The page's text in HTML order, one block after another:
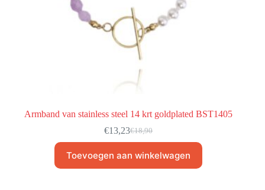
Armband van stainless steel 14 krt goldplated BST1405
€18,90
€13,23
Toevoegen aan winkelwagen